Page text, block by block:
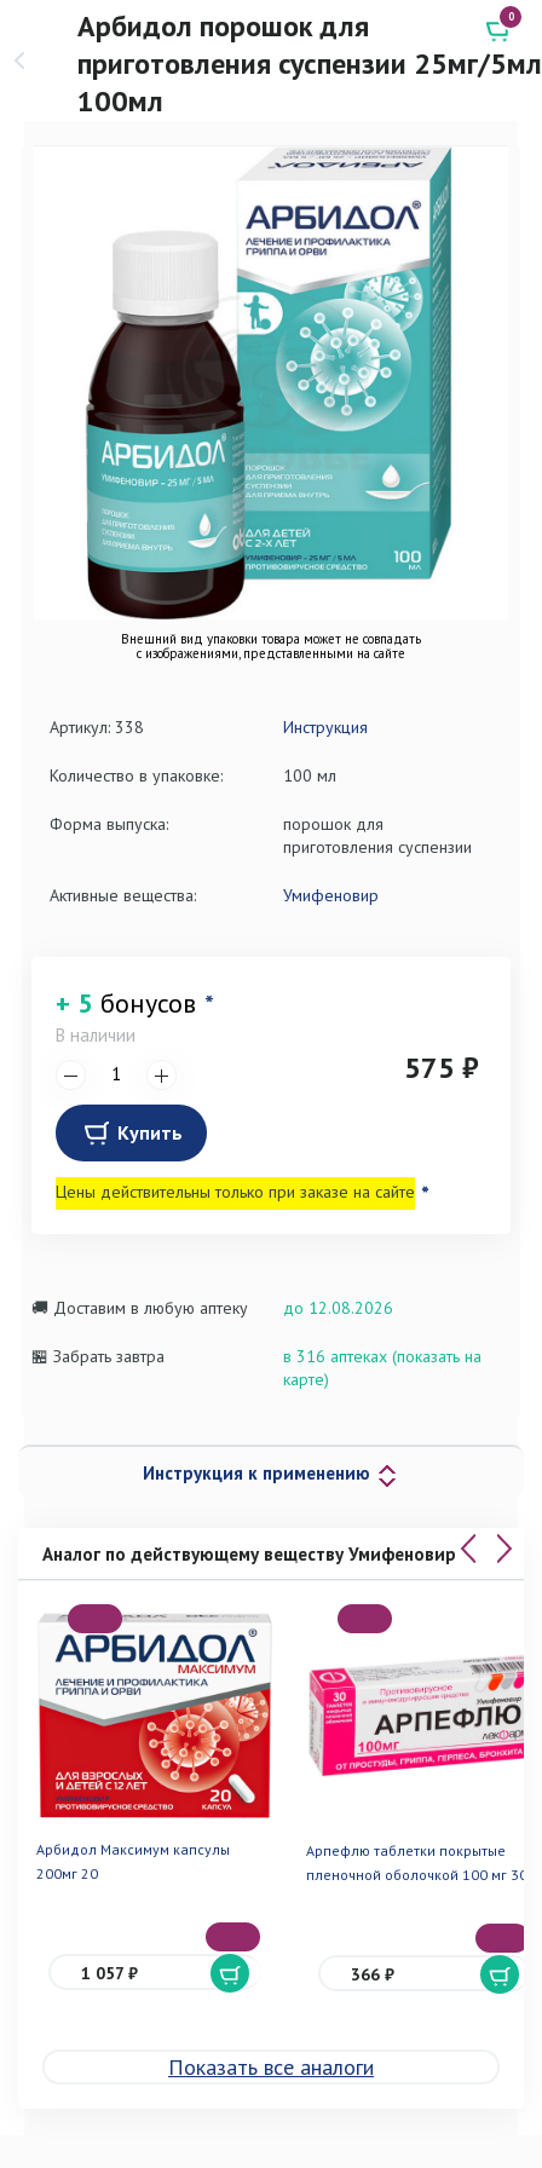
Арбидол порошок для
приготовления суспензии 25мг/5мл
100мл
0
Внешний вид упаковки товара может не совпадать
с изображениями, представленными на сайте
Артикул: 338 Инструкция
Количество в упаковке: 100 мл
Форма выпуска:
порошок для
приготовления суспензии
Активные вещества: Умифеновир
+ 5 бонусов *
В наличии
575 ₽
Купить
Цены действительны только при заказе на сайте *
🚚 Доставим в любую аптеку до 12.08.2026
🏪 Забрать завтра
в 316 аптеках (показать на
карте)
Инструкция к применению
Аналог по действующему веществу Умифеновир
Арбидол Максимум капсулы
200мг 20
1 057 ₽
Арпефлю таблетки покрытые
пленочной оболочкой 100 мг 30
366 ₽
Показать все аналоги